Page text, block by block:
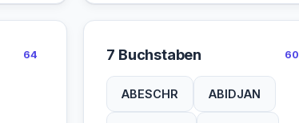
EHIL FULU GABE
GASA GAZA
GIZA HORA IFNI
64 7 Buchstaben 60
ABESCHR ABIDJAN